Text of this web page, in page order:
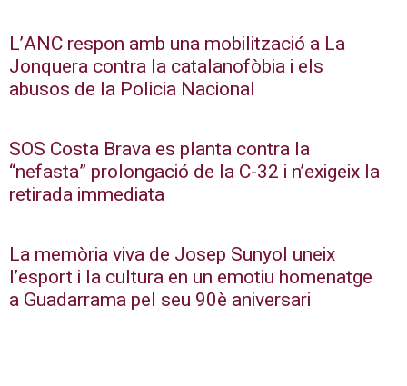
L’ANC respon amb una mobilització a La
Jonquera contra la catalanofòbia i els
abusos de la Policia Nacional
SOS Costa Brava es planta contra la
“nefasta” prolongació de la C-32 i n’exigeix la
retirada immediata
La memòria viva de Josep Sunyol uneix
l’esport i la cultura en un emotiu homenatge
a Guadarrama pel seu 90è aniversari